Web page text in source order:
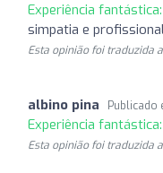
Experiência fantástica:
simpatia e
Esta opinião foi traduzida
albino pina Publicado
Experiência fantástica:
Esta opinião foi traduzida